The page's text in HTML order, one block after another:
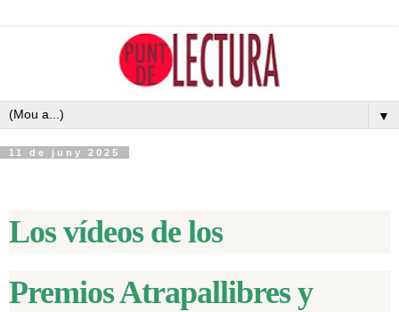
▼
11 de juny 2025
Los vídeos de los
Premios Atrapallibres y